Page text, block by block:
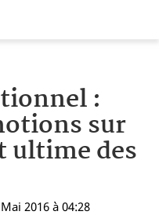
:
sur
ultime des
2016 à 04:28